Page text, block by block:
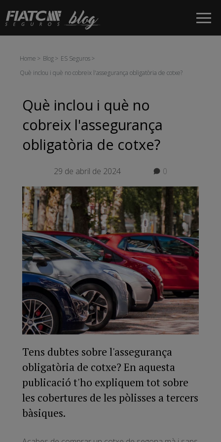
Salta al contingut principal
Home Blog
ES Seguros
Què inclou i què no cobreix l'assegurança obligatòria de cotxe?
Què inclou i què no
cobreix l'assegurança
obligatòria de cotxe?
29 de abril de 2024 0
Tens dubtes sobre l'assegurança
obligatòria de cotxe? En aquesta
publicació t'ho expliquem tot sobre
les cobertures de les pòlisses a tercers
bàsiques.